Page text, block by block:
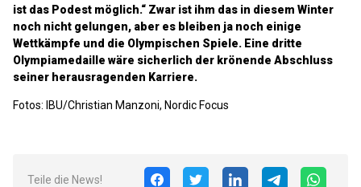
ist das Podest möglich.“ Zwar ist ihm das in diesem Winter
noch nicht gelungen, aber es bleiben ja noch einige
Wettkämpfe und die Olympischen Spiele. Eine dritte
Olympiamedaille wäre sicherlich der krönende Abschluss
seiner herausragenden Karriere.
Fotos: IBU/Christian Manzoni, Nordic Focus
Teile die News!